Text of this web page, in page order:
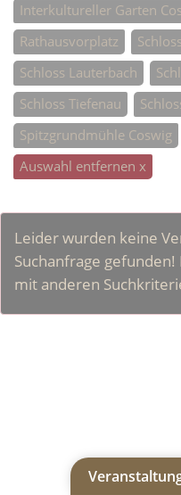
Interkultureller Garten
Rathausvorplatz
Schloss Lauterbach
Schloss Tiefenau
Spitzgrundmühle Coswig
Auswahl entfernen x
Leider wurden keine
Suchanfrage
mit anderen